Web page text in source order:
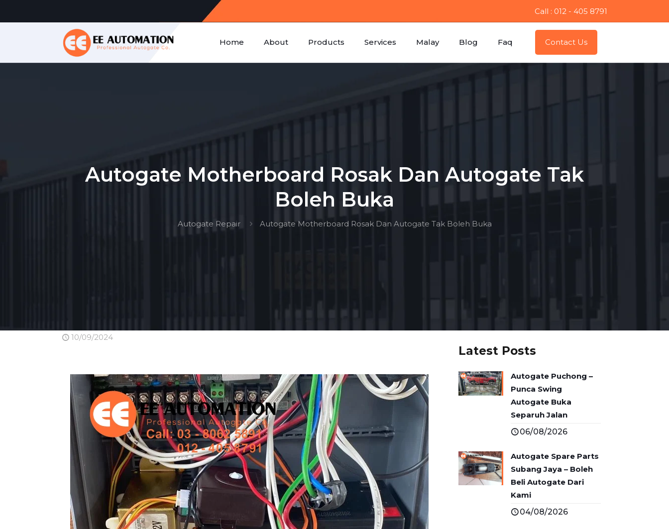
Call : 012 - 405 8791
Home About Products Services Malay Blog Faq Contact Us
Autogate Motherboard Rosak Dan Autogate Tak
Boleh Buka
Autogate Repair Autogate Motherboard Rosak Dan Autogate Tak Boleh Buka
10/09/2024
Latest Posts
Autogate Puchong –
Punca Swing
Autogate Buka
Separuh Jalan
06/08/2026
Autogate Spare Parts
Subang Jaya – Boleh
Beli Autogate Dari
Kami
04/08/2026